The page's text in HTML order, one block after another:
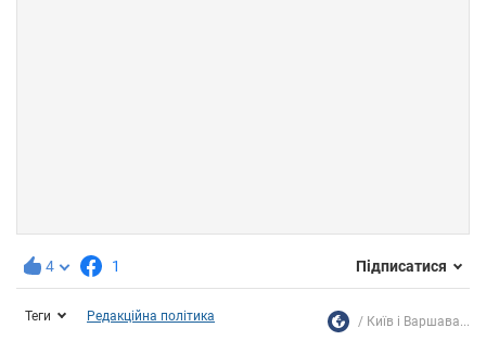
4 1 Підписатися
Теги Редакційна політика Київ і Варшава...